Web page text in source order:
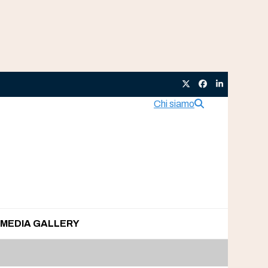
TwitterFacebook
LinkedIn
Chi siamo
MEDIA GALLERY